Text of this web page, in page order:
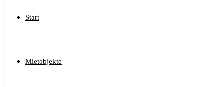
Start
Mietobjekte